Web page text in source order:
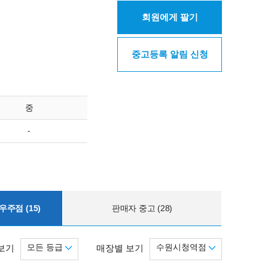
중
-
회원에게 팔기
중고등록 알림 신청
주점 (15) 판매자 중고 (28)
매장별 보기 수원시청역점
기 모든 등급